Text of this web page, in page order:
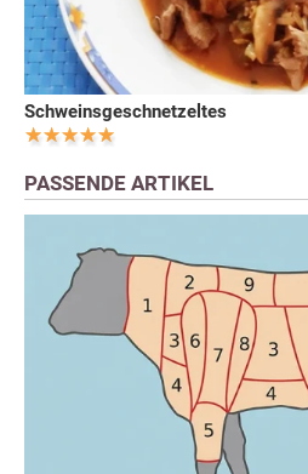
Schweinsgeschnetzeltes
PASSENDE ARTIKEL